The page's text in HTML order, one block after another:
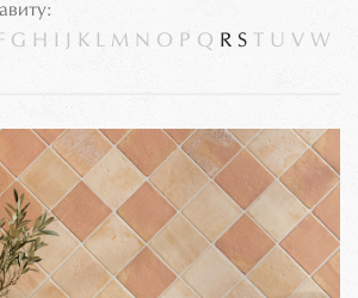
F G H K L M N O P Q R S U V W